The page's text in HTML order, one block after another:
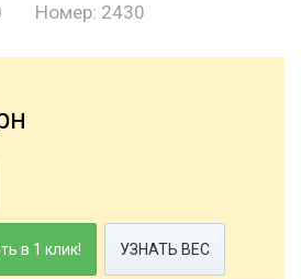
Номер: 2430
в 1 клик! УЗНАТЬ ВЕС